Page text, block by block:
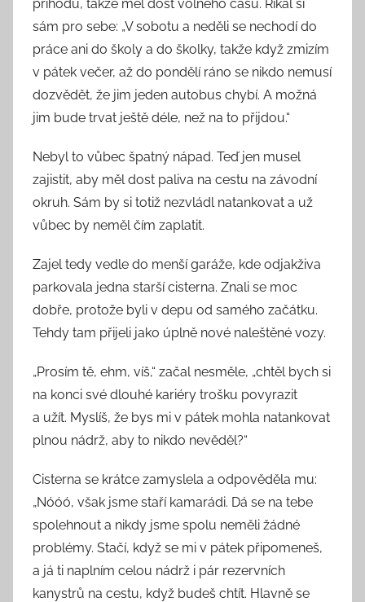
příhodu, takže měl dost volného času. Říkal si
sám pro sebe: „V sobotu a neděli se nechodí do
práce ani do školy a do školky, takže když zmizím
v pátek večer, až do pondělí ráno se nikdo nemusí
dozvědět, že jim jeden autobus chybí. A možná
jim bude trvat ještě déle, než na to přijdou.“
Nebyl to vůbec špatný nápad. Teď jen musel
zajistit, aby měl dost paliva na cestu na závodní
okruh. Sám by si totiž nezvládl natankovat a už
vůbec by neměl čím zaplatit.
Zajel tedy vedle do menší garáže, kde odjakživa
parkovala jedna starší cisterna. Znali se moc
dobře, protože byli v depu od samého začátku.
Tehdy tam přijeli jako úplně nové naleštěné vozy.
„Prosím tě, ehm, víš,“ začal nesměle, „chtěl bych si
na konci své dlouhé kariéry trošku povyrazit
a užít. Myslíš, že bys mi v pátek mohla natankovat
plnou nádrž, aby to nikdo nevěděl?“
Cisterna se krátce zamyslela a odpověděla mu:
„Nóóó, však jsme staří kamarádi. Dá se na tebe
spolehnout a nikdy jsme spolu neměli žádné
problémy. Stačí, když se mi v pátek připomeneš,
a já ti naplním celou nádrž i pár rezervních
kanystrů na cestu, když budeš chtít. Hlavně se